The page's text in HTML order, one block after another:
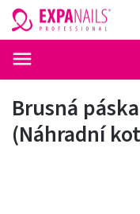
Brusná
(Náhradní